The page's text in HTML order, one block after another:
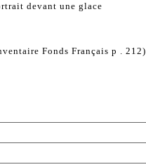
devant une glace
Fonds Français p . 212)